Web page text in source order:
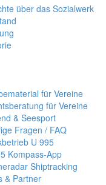
über das Sozialwerk
für Vereine
für Vereine
& Seesport
Fragen / FAQ
U 995
Kompass-App
Shiptracking
& Partner